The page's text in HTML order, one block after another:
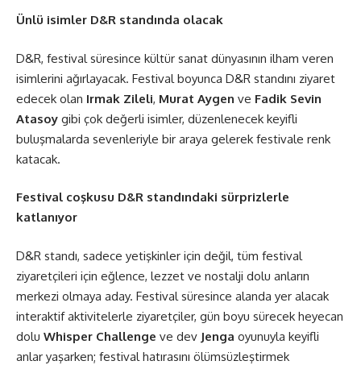
Ünlü isimler D&R standında olacak
D&R, festival süresince kültür sanat dünyasının ilham veren
isimlerini ağırlayacak. Festival boyunca D&R standını ziyaret
edecek olan Irmak Zileli, Murat Aygen ve Fadik Sevin
Atasoy gibi çok değerli isimler, düzenlenecek keyifli
buluşmalarda sevenleriyle bir araya gelerek festivale renk
katacak.
Festival coşkusu D&R standındaki sürprizlerle
katlanıyor
D&R standı, sadece yetişkinler için değil, tüm festival
ziyaretçileri için eğlence, lezzet ve nostalji dolu anların
merkezi olmaya aday. Festival süresince alanda yer alacak
interaktif aktivitelerle ziyaretçiler, gün boyu sürecek heyecan
dolu Whisper Challenge ve dev Jenga oyunuyla keyifli
anlar yaşarken; festival hatırasını ölümsüzleştirmek